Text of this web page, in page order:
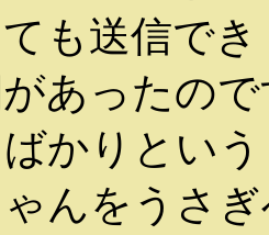
も送信でき
あったの
かりとい
んをうさ